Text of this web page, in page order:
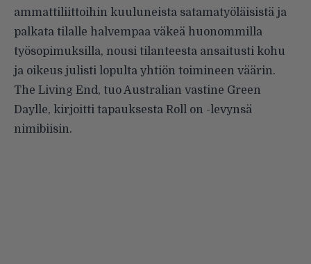
ammattiliittoihin kuuluneista satamatyöläisistä ja
palkata tilalle halvempaa väkeä huonommilla
työsopimuksilla, nousi tilanteesta ansaitusti kohu
ja oikeus julisti lopulta yhtiön toimineen väärin.
The Living End, tuo Australian vastine Green
Daylle, kirjoitti tapauksesta Roll on -levynsä
nimibiisin.